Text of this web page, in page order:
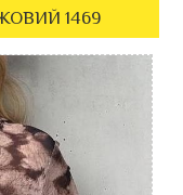
1469